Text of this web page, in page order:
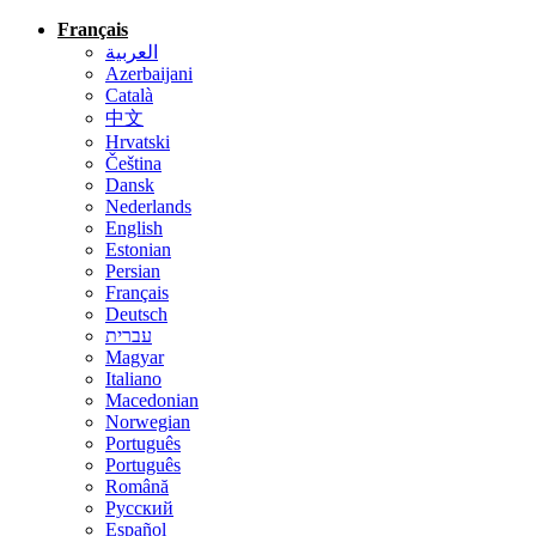
Français
العربية
Azerbaijani
Català
中文
Hrvatski
Čeština
Dansk
Nederlands
English
Estonian
Persian
Français
Deutsch
עברית
Magyar
Italiano
Macedonian
Norwegian
Português
Português
Română
Русский
Español